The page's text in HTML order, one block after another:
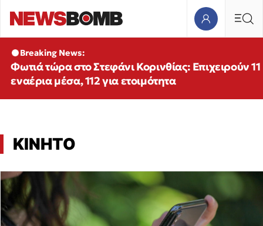
Breaking News:
Φωτιά τώρα στο Στεφάνι Κορινθίας: Επιχειρούν 11
εναέρια μέσα, 112 για ετοιμότητα
ΚΙΝΗΤΟ